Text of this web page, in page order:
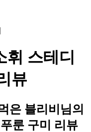
휘 스테디
뷰
은 블리비님의
룬 구미 리뷰